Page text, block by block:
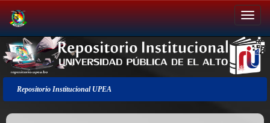
Salir
de
la
navegación
Repositorio Institucional UPEA